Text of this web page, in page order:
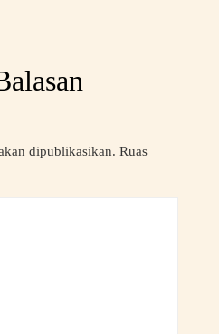
dipublikasikan. Ruas